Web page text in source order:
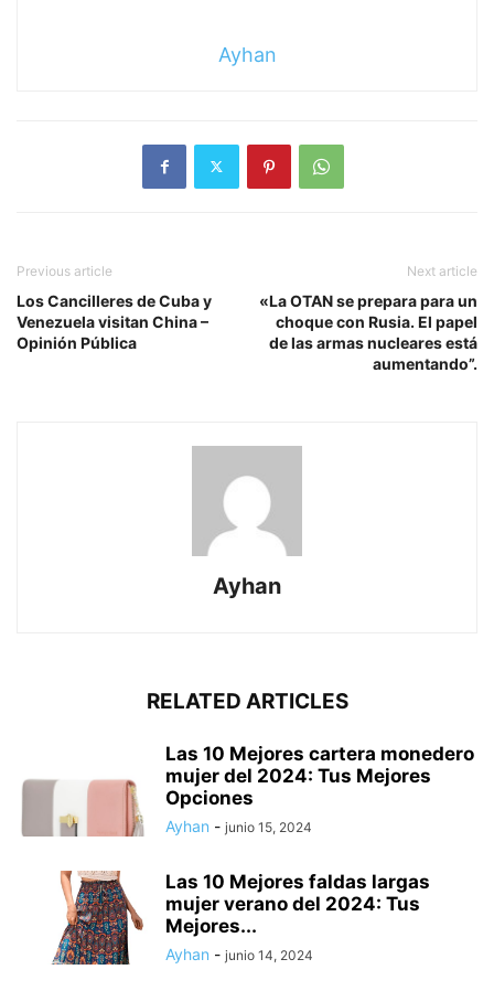
Ayhan
Previous article
Los Cancilleres de Cuba y
Venezuela visitan China –
Opinión Pública
Next article
«La OTAN se prepara para un
choque con Rusia. El papel
de las armas nucleares está
aumentando”.
Ayhan
RELATED ARTICLES
Las 10 Mejores cartera monedero
mujer del 2024: Tus Mejores
Opciones
Ayhan - junio 15, 2024
Las 10 Mejores faldas largas
mujer verano del 2024: Tus
Mejores...
Ayhan - junio 14, 2024